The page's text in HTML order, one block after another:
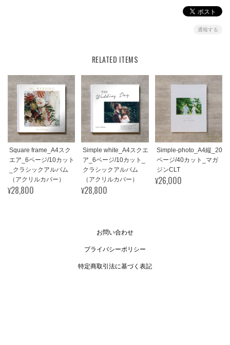
通報する
RELATED ITEMS
Square frame_A4スク
エア_6ページ/10カット
_クラシックアルバム
（アクリルカバー）
¥28,800
Simple white_A4スクエ
ア_6ページ/10カット_
クラシックアルバム
（アクリルカバー）
¥28,800
Simple-photo_A4縦_20
ページ/40カット_マガ
ジンCLT
¥26,000
お問い合わせ
プライバシーポリシー
特定商取引法に基づく表記